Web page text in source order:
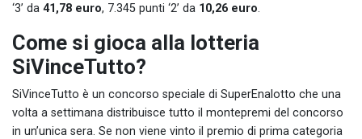
‘3’ da 41,78 euro, 7.345 punti ‘2’ da 10,26 euro.
Come si gioca alla lotteria
SiVinceTutto?
SiVinceTutto è un concorso speciale di SuperEnalotto che una
volta a settimana distribuisce tutto il montepremi del concorso
in un’unica sera. Se non viene vinto il premio di prima categoria